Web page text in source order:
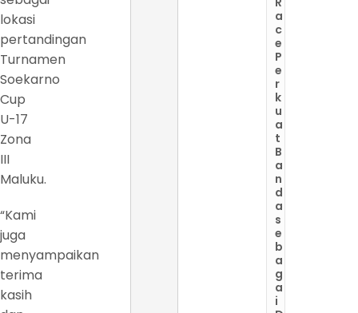
lokasi
pertandingan
Turnamen
Soekarno
Cup
U-17
Zona
III
Maluku.
“Kami
juga
menyampaikan
terima
kasih
a
c
e
P
e
r
k
u
a
t
B
a
n
d
a
s
e
b
a
g
a
i